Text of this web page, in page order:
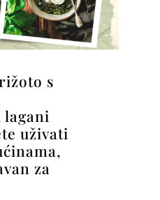
s
lagani
uživati
za